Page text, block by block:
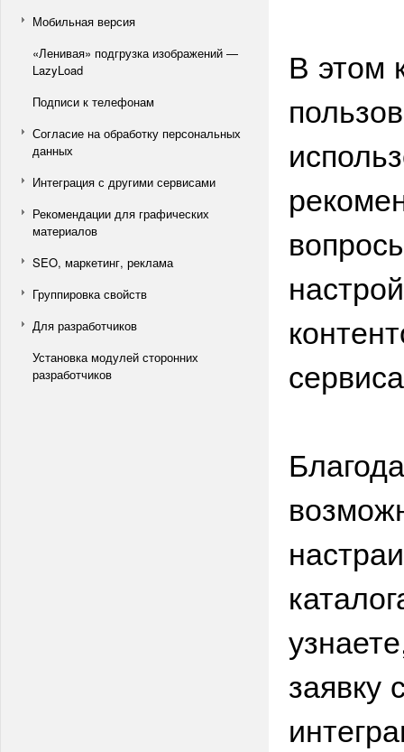
Мобильная версия
«Ленивая» подгрузка изображений —
LazyLoad
Подписи к телефонам
Согласие на обработку персональных
данных
Интеграция с другими сервисами
Рекомендации для графических
материалов
SEO, маркетинг, реклама
Группировка свойств
Для разработчиков
Установка модулей сторонних
разработчиков
В этом
заявку